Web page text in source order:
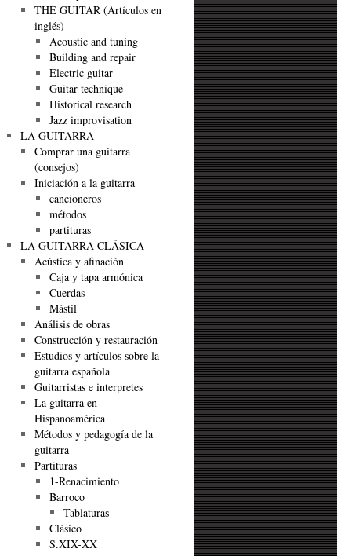
THE GUITAR (Artículos en
inglés)
Acoustic and tuning
Building and repair
Electric guitar
Guitar technique
Historical research
Jazz improvisation
LA GUITARRA
Comprar una guitarra
(consejos)
Iniciación a la guitarra
cancioneros
métodos
partituras
LA GUITARRA CLÁSICA
Acústica y afinación
Caja y tapa armónica
Cuerdas
Mástil
Análisis de obras
Construcción y restauración
Estudios y artículos sobre la
guitarra española
Guitarristas e interpretes
La guitarra en
Hispanoamérica
Métodos y pedagogía de la
guitarra
Partituras
1-Renacimiento
Barroco
Tablaturas
Clásico
S.XIX-XX